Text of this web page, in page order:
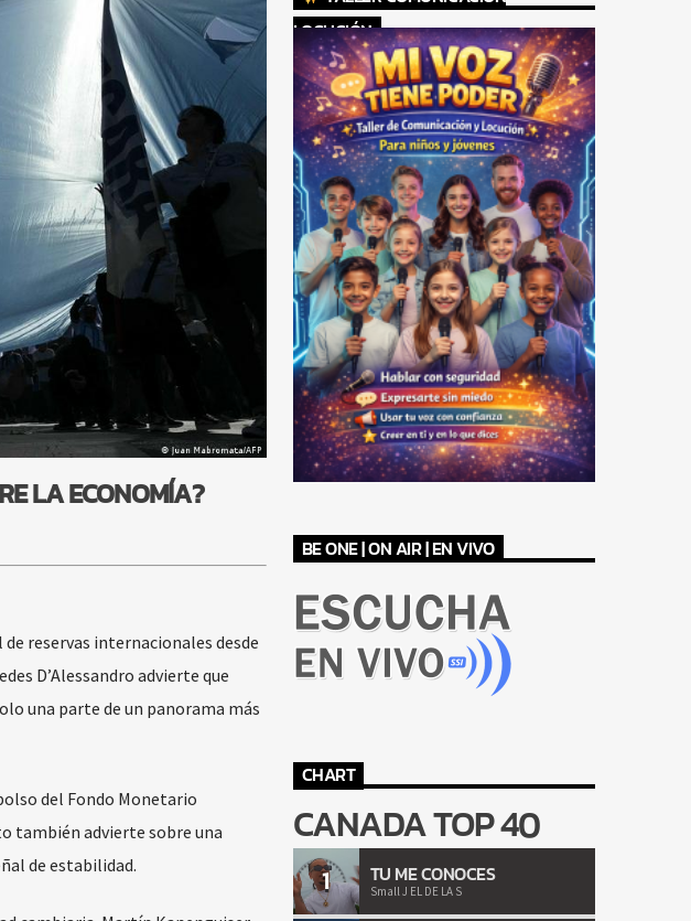
LA ECONOMÍA?
reservas internacionales desde
D’Alessandro advierte que
una parte de un panorama más
del Fondo Monetario
también advierte sobre una
de estabilidad.
LOCUCIÓN
BE ONE | ON AIR | EN VIVO
CHART
CANADA TOP 40
1 TU ME CONOCES
Small J EL DE LA S